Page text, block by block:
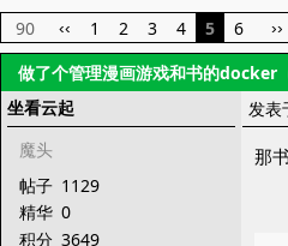
90
‹‹ 1 2 3 4 5 6 ››
做了个管理漫画游戏和书的docker
坐看云起
魔头
帖子 1129
精华 0
积分 3649
发表
那